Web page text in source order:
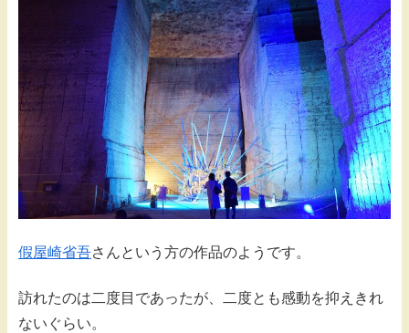
假屋崎省吾さんという方の作品のようです。
訪れたのは二度目であったが、二度とも感動を抑えきれ
ないぐらい。